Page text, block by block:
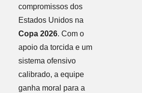
compromissos dos
Estados Unidos na
Copa 2026. Com o
apoio da torcida e um
sistema ofensivo
calibrado, a equipe
ganha moral para a